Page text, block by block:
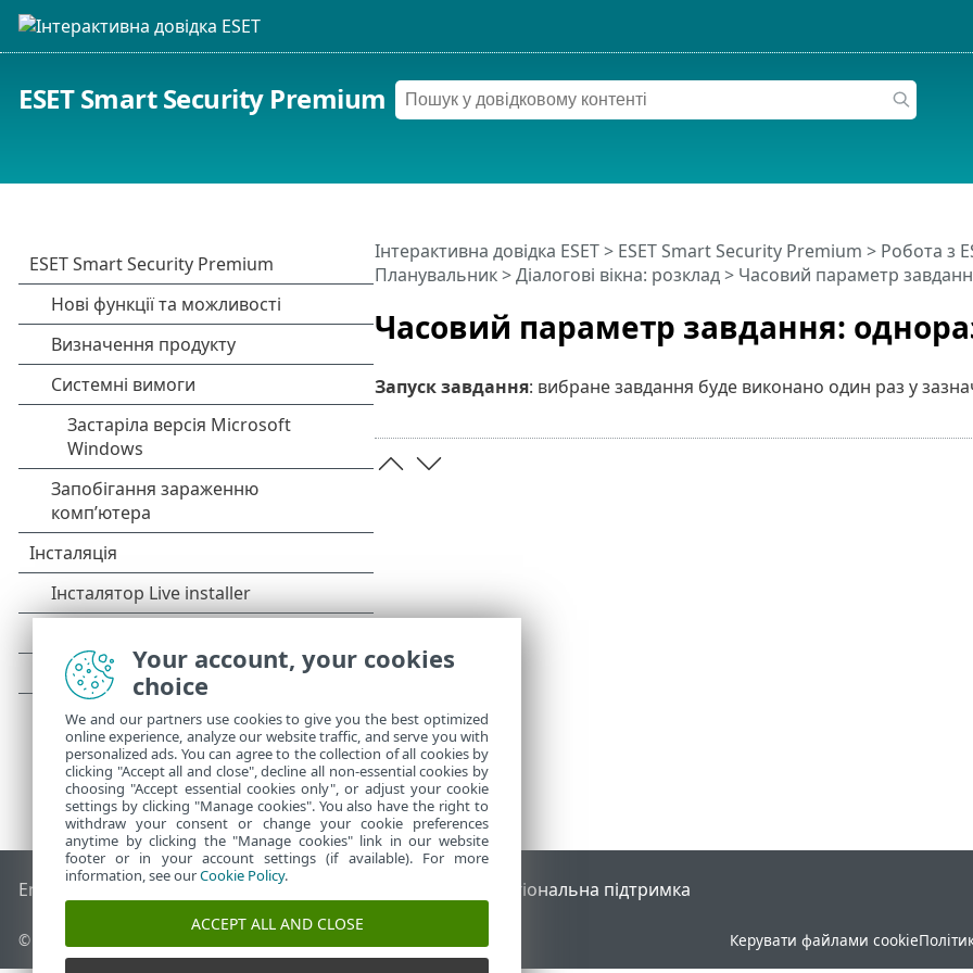
ESET Smart Security Premium
Часовий параметр завдання:
Інтерактивна довідка ESET> ESET Smart Security Premium > Робота з
Планувальник> Діалогові вікна: розклад > Часовий параметр
Запуск завдання: вибране завдання буде виконано один раз у
End of Life База знань ESET Форум ESET Регіональна підтримка
© 1992 - 2025 ESET, spol. s r.o. - Усі права захищено. Керувати файлами cookie
Your account, your cookies
choice
We and our partners use cookies to give you the best optimized
online experience, analyze our website traffic, and serve you with
personalized ads. You can agree to the collection of all cookies by
clicking "Accept all and close", decline all non-essential cookies by
choosing "Accept essential cookies only", or adjust your cookie
settings by clicking "Manage cookies". You also have the right to
withdraw your consent or change your cookie preferences
anytime by clicking the "Manage cookies" link in our website
footer or in your account settings (if available). For more
information, see ourCookie Policy.
ACCEPT ALL AND CLOSE